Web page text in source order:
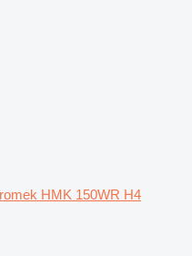
HMK 150WR H4